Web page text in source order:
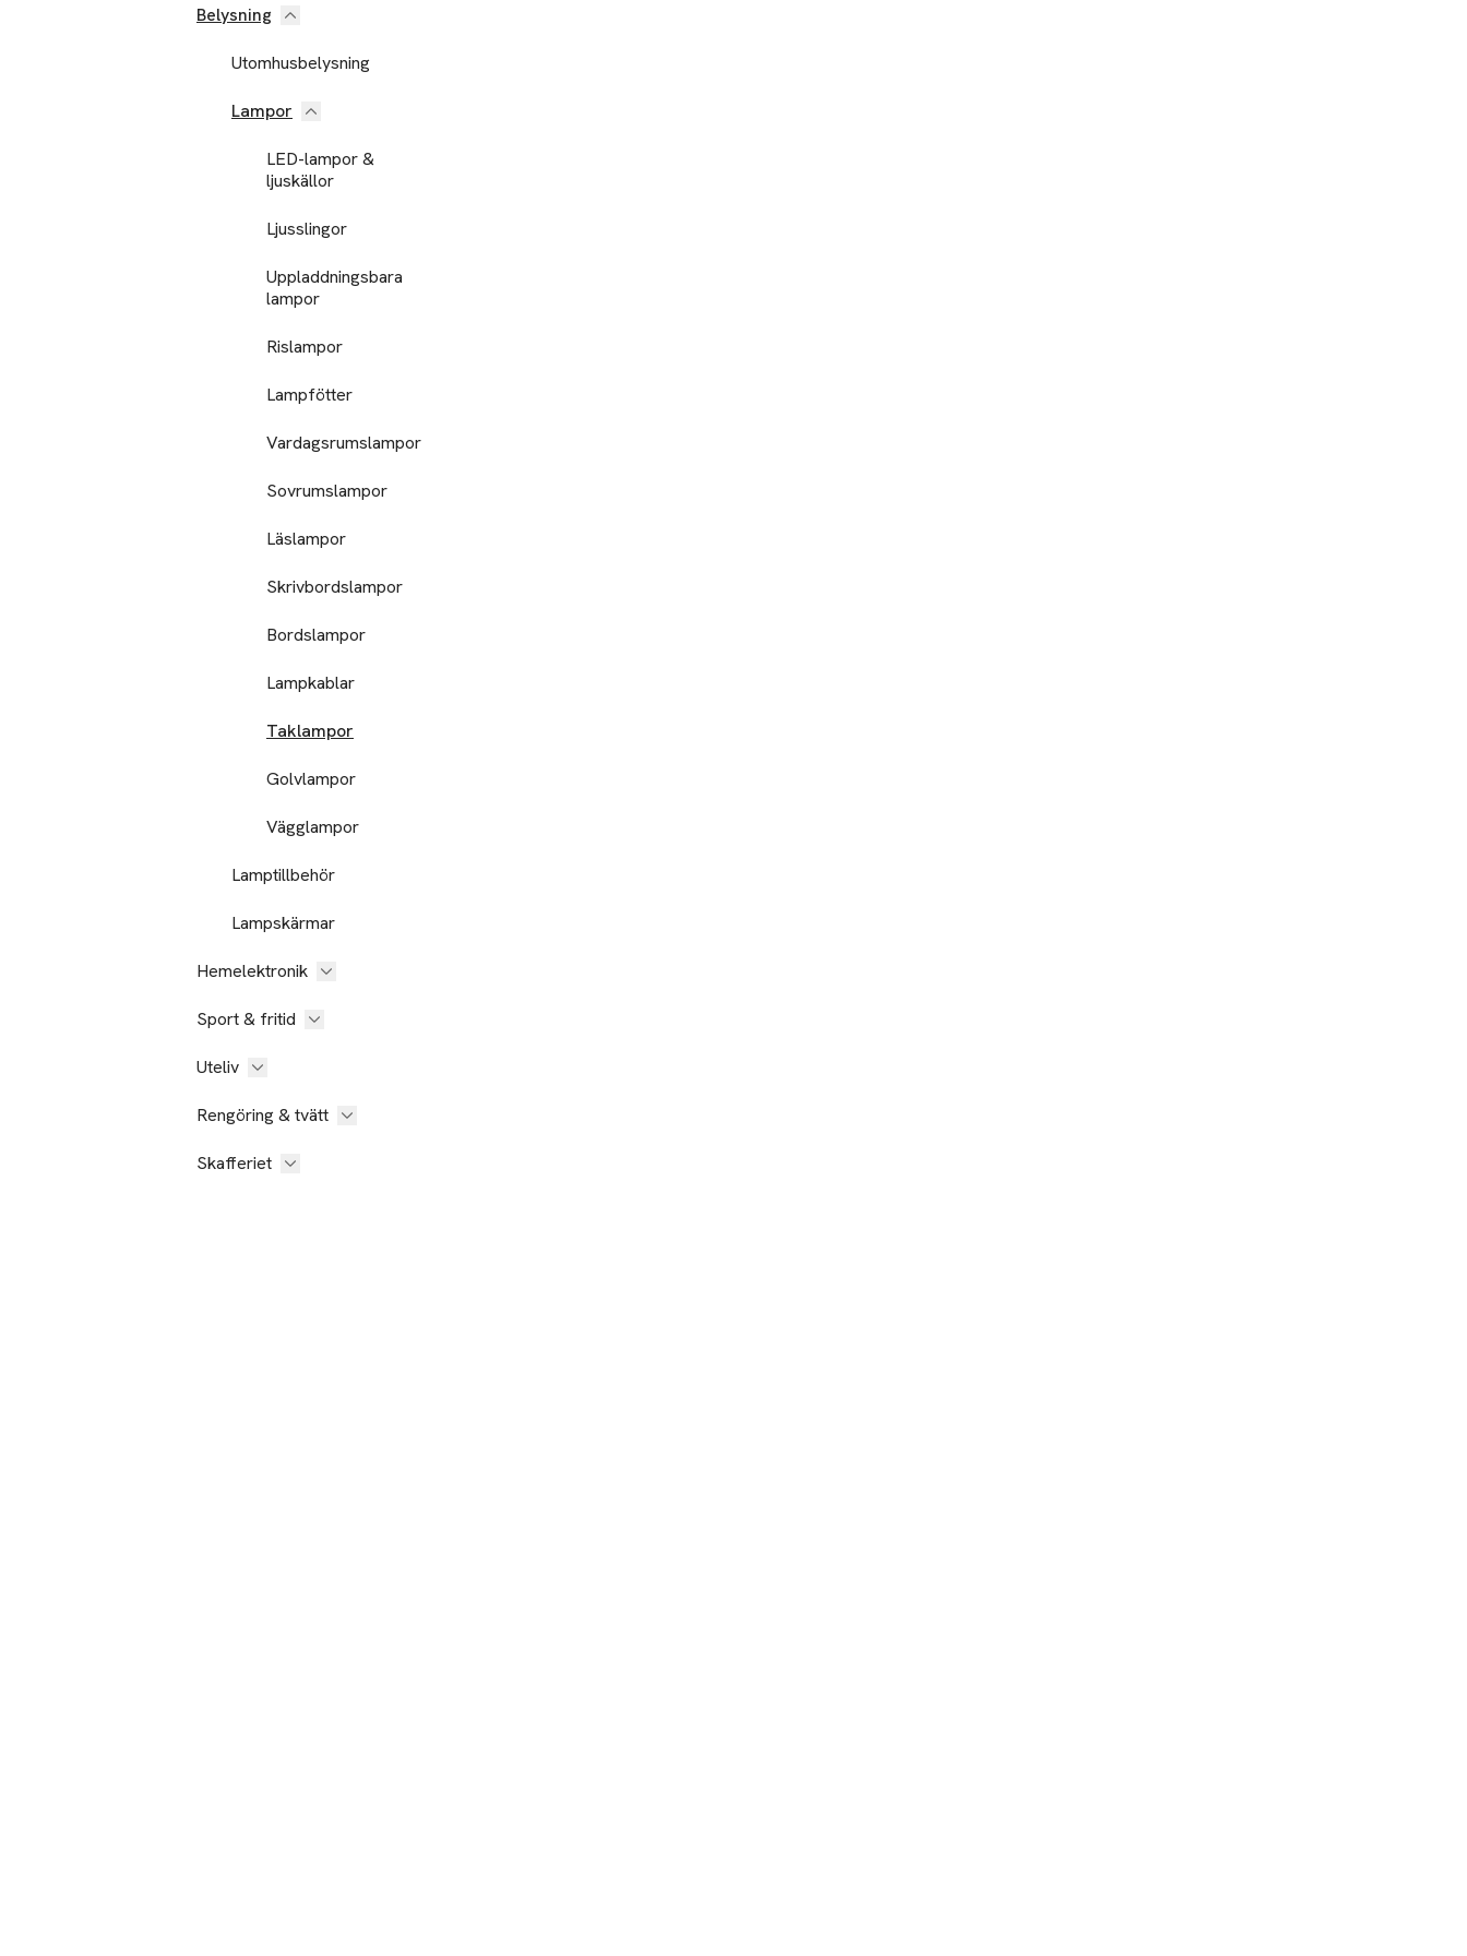
Belysning
Utomhusbelysning
Lampor
LED-lampor &
ljuskällor
Ljusslingor
Uppladdningsbara
lampor
Rislampor
Lampfötter
Vardagsrumslampor
Sovrumslampor
Läslampor
Skrivbordslampor
Bordslampor
Lampkablar
Taklampor
Golvlampor
Vägglampor
Lamptillbehör
Lampskärmar
Hemelektronik
Sport & fritid
Uteliv
Rengöring & tvätt
Skafferiet